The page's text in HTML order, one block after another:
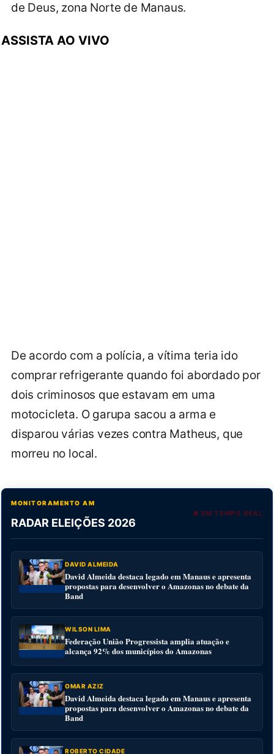
de Deus, zona Norte de Manaus.
ASSISTA AO VIVO
De acordo com a polícia, a vítima teria ido
comprar refrigerante quando foi abordado por
dois criminosos que estavam em uma
motocicleta. O garupa sacou a arma e
disparou várias vezes contra Matheus, que
morreu no local.
MONITORAMENTO AM
RADAR ELEIÇÕES 2026
● EM TEMPO REAL
DAVID ALMEIDA
David Almeida destaca legado em Manaus e apresenta
propostas para desenvolver o Amazonas no debate da
Band
WILSON LIMA
Federação União Progressista amplia atuação e
alcança 92% dos municípios do Amazonas
OMAR AZIZ
David Almeida destaca legado em Manaus e apresenta
propostas para desenvolver o Amazonas no debate da
Band
ROBERTO CIDADE